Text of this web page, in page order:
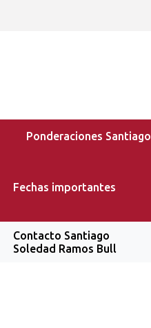
Ponderaciones Santiago
Fechas importantes
Contacto Santiago
Soledad Ramos Bull